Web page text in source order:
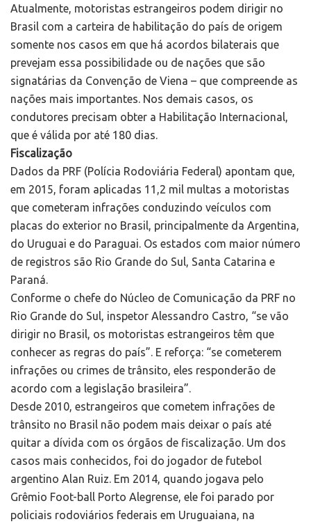
Atualmente, motoristas estrangeiros podem dirigir no
Brasil com a carteira de habilitação do país de origem
somente nos casos em que há acordos bilaterais que
prevejam essa possibilidade ou de nações que são
signatárias da Convenção de Viena – que compreende as
nações mais importantes. Nos demais casos, os
condutores precisam obter a Habilitação Internacional,
que é válida por até 180 dias.
Fiscalização
Dados da PRF (Polícia Rodoviária Federal) apontam que,
em 2015, foram aplicadas 11,2 mil multas a motoristas
que cometeram infrações conduzindo veículos com
placas do exterior no Brasil, principalmente da Argentina,
do Uruguai e do Paraguai. Os estados com maior número
de registros são Rio Grande do Sul, Santa Catarina e
Paraná.
Conforme o chefe do Núcleo de Comunicação da PRF no
Rio Grande do Sul, inspetor Alessandro Castro, “se vão
dirigir no Brasil, os motoristas estrangeiros têm que
conhecer as regras do país”. E reforça: “se cometerem
infrações ou crimes de trânsito, eles responderão de
acordo com a legislação brasileira”.
Desde 2010, estrangeiros que cometem infrações de
trânsito no Brasil não podem mais deixar o país até
quitar a dívida com os órgãos de fiscalização. Um dos
casos mais conhecidos, foi do jogador de futebol
argentino Alan Ruiz. Em 2014, quando jogava pelo
Grêmio Foot-ball Porto Alegrense, ele foi parado por
policiais rodoviários federais em Uruguaiana, na